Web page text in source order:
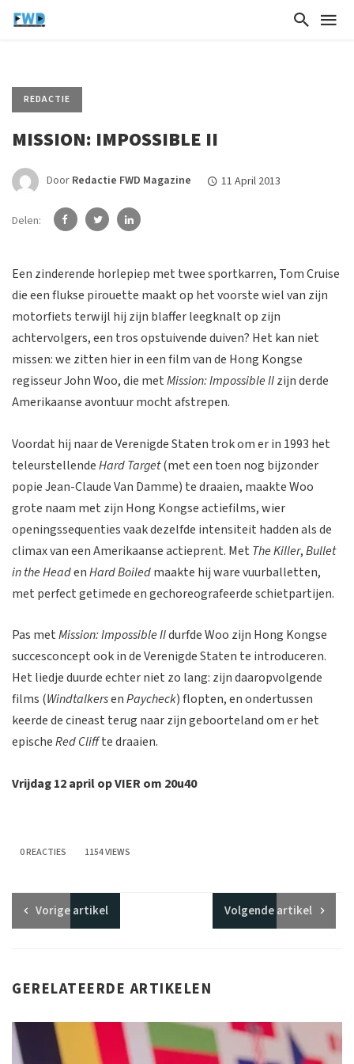
REDACTIE
MISSION: IMPOSSIBLE II
Door Redactie FWD Magazine 11 April 2013
Delen:
Een zinderende horlepiep met twee sportkarren, Tom Cruise
die een flukse pirouette maakt op het voorste wiel van zijn
motorfiets terwijl hij zijn blaffer leegknalt op zijn
achtervolgers, een tros opstuivende duiven? Het kan niet
missen: we zitten hier in een film van de Hong Kongse
regisseur John Woo, die metMission: Impossible IIzijn derde
Amerikaanse avontuur mocht afstrepen.
Voordat hij naar de Verenigde Staten trok om er in 1993 het
teleurstellendeHard Target(met een toen nog bijzonder
popie Jean-Claude Van Damme) te draaien, maakte Woo
grote naam met zijn Hong Kongse actiefilms, wier
openingssequenties vaak dezelfde intensiteit hadden als de
climax van een Amerikaanse actieprent. Met The Killer,Bullet
in the HeadenHard Boiledmaakte hij ware vuurballetten,
met perfect getimede en gechoreografeerde schietpartijen.
Pas metMission: Impossible IIdurfde Woo zijn Hong Kongse
succesconcept ook in de Verenigde Staten te introduceren.
Het liedje duurde echter niet zo lang: zijn daaropvolgende
films (WindtalkersenPaycheck) flopten, en ondertussen
keerde de cineast terug naar zijn geboorteland om er het
epischeRed Cliffte draaien.
Vrijdag 12 april op VIER om 20u40
0 REACTIES 1154 VIEWS
Vorigeartikel Volgendeartikel
GERELATEERDE ARTIKELEN